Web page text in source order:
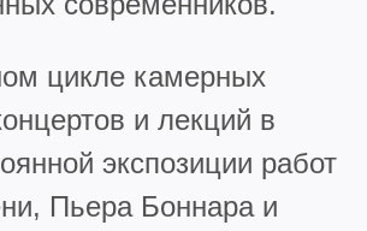
цикле камерных
и лекций в
экспозиции работ
Пьера Боннара и